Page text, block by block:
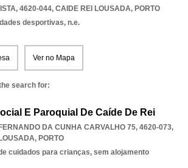
4620-044, CAIDE REI LOUSADA, PORTO
desportivas, n.e.
Ver no Mapa
search for:
E Paroquial De Caíde De Rei
DA CUNHA CARVALHO 75, 4620-073,
, PORTO
cuidados para crianças, sem alojamento